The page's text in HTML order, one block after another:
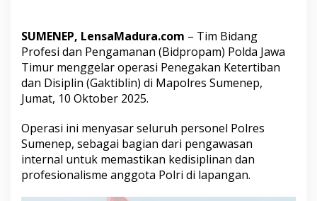
e
n
e
p
A
g
g
o
t
a
SUMENEP, LensaMadura.com – Tim Bidang
Profesi dan Pengamanan (Bidpropam) Polda Jawa
Timur menggelar operasi Penegakan Ketertiban
dan Disiplin (Gaktiblin) di Mapolres Sumenep,
Jumat, 10 Oktober 2025.
Operasi ini menyasar seluruh personel Polres
Sumenep, sebagai bagian dari pengawasan
internal untuk memastikan kedisiplinan dan
profesionalisme anggota Polri di lapangan.